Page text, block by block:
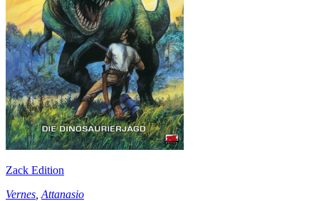
Zack Edition
Vernes Attanasio